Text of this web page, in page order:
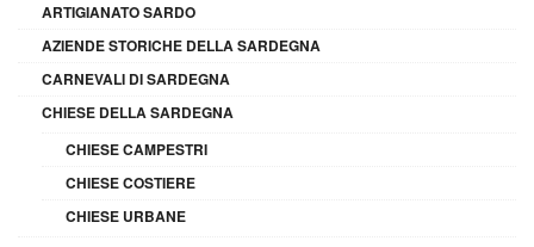
ARTIGIANATO SARDO
AZIENDE STORICHE DELLA SARDEGNA
CARNEVALI DI SARDEGNA
CHIESE DELLA SARDEGNA
CHIESE CAMPESTRI
CHIESE COSTIERE
CHIESE URBANE